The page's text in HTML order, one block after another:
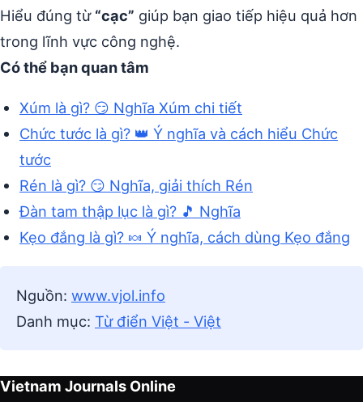
Hiểu đúng từ “cạc” giúp bạn giao tiếp hiệu quả hơn
trong lĩnh vực công nghệ.
Có thể bạn quan tâm
Xúm là gì? 😏 Nghĩa Xúm chi tiết
Chức tước là gì? 👑 Ý nghĩa và cách hiểu Chức
tước
Rén là gì? 😏 Nghĩa, giải thích Rén
Đàn tam thập lục là gì? 🎵 Nghĩa
Kẹo đắng là gì? 🍬 Ý nghĩa, cách dùng Kẹo đắng
Nguồn: www.vjol.info
Danh mục: Từ điển Việt - Việt
Vietnam Journals Online